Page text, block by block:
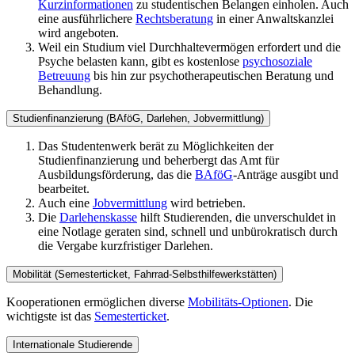
Kurzinformationen zu studentischen Belangen einholen. Auch
eine ausführlichere Rechtsberatung in einer Anwaltskanzlei
wird angeboten.
Weil ein Studium viel Durchhaltevermögen erfordert und die
Psyche belasten kann, gibt es kostenlose psychosoziale
Betreuung bis hin zur psychotherapeutischen Beratung und
Behandlung.
Studienfinanzierung (BAföG, Darlehen, Jobvermittlung)
Das Studentenwerk berät zu Möglichkeiten der
Studienfinanzierung und beherbergt das Amt für
Ausbildungsförderung, das die BAföG-Anträge ausgibt und
bearbeitet.
Auch eine Jobvermittlung wird betrieben.
Die Darlehenskasse hilft Studierenden, die unverschuldet in
eine Notlage geraten sind, schnell und unbürokratisch durch
die Vergabe kurzfristiger Darlehen.
Mobilität (Semesterticket, Fahrrad-Selbsthilfewerkstätten)
Kooperationen ermöglichen diverse Mobilitäts-Optionen. Die
wichtigste ist das Semesterticket.
Internationale Studierende